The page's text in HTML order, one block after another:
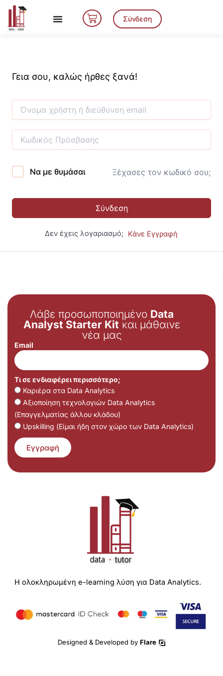
Μετάβαση
περιεχόμενο
Cart Σύνδεση
Γεια σου, καλώς ήρθες ξανά!
Να με θυμάσαι Ξέχασες τον κωδικό σου;
Σύνδεση
Δεν έχεις λογαριασμό; Κάνε Εγγραφή
Λάβε προσωποποιημένο Data
Analyst Starter Kit και μάθαινε
νέα μας
Email
Τι σε ενδιαφέρει περισσότερο;
Καριέρα στα Data Analytics
Αξιοποίηση τεχνολογιών Data Analytics
(Επαγγελματίας άλλου κλάδου)
Upskilling (Είμαι ήδη στον χώρο των Data Analytics)
Εγγραφή
Η ολοκληρωμένη e-learning λύση για Data Analytics.
Designed & Developed by Flare